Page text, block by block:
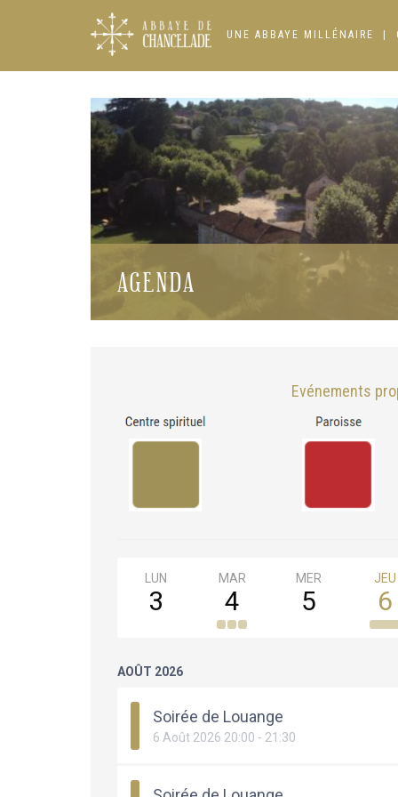
UNE ABBAYE MILLÉNAIRE
AGENDA
Evénements
LUN
3
MAR
4
MER
5
JEU
6
AOÛT 2026
Soirée de Louange
6 Août 2026 20:00 - 21:30